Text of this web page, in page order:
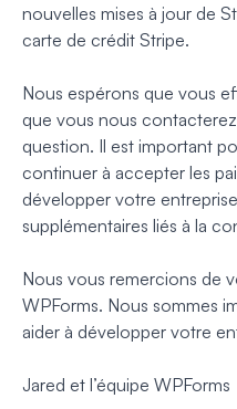
nouvelles mises à jour de
carte de crédit Stripe.
Nous espérons que vous
que vous nous
question. Il est important
continuer à accepter les
développer votre
supplémentaires liés à la
Nous vous remercions de
WPForms. Nous sommes
aider à développer votre
Jared et l’équipe WPForms